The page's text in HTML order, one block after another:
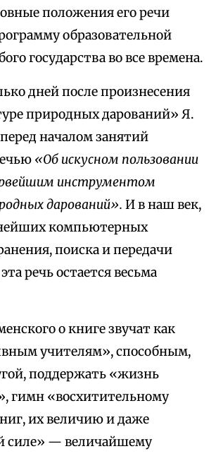
положения его речи
образовательной
государства во все времена.
дней после произнесения
природных дарований» Я.
началом занятий
«Об искусном пользовании
инструментом
дарований». И в наш век,
компьютерных
поиска и передачи
речь остается весьма
о книге звучат как
учителям», способным,
поддержать «жизнь
гимн «восхитительному
их величию и даже
силе» — величайшему